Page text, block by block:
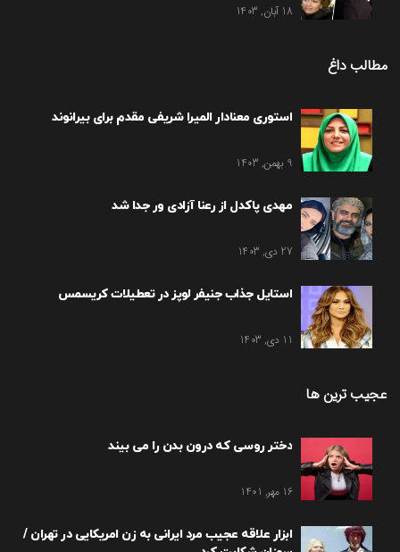
18 آبان, 1403
مطالب داغ
استوری معنادار المیرا شریفی مقدم برای بیرانوند
9 بهمن, 1403
مهدی پاکدل از رعنا آزادی ور جدا شد
27 دی, 1403
استایل جذاب جنیفر لوپز در تعطیلات کریسمس
11 دی, 1403
عجیب ترین ها
دختر روسی که درون بدن را می بیند
16 مهر, 1401
ابزار علاقه عجیب مرد ایرانی به زن امریکایی در تهران /